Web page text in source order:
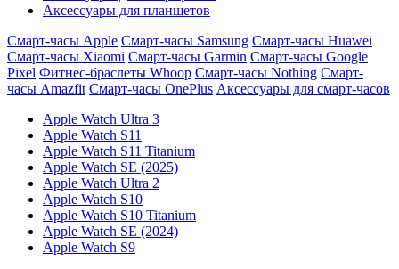
Аксессуары для планшетов
Смарт-часы Apple Смарт-часы Samsung Смарт-часы Huawei
Смарт-часы Xiaomi Смарт-часы Garmin Смарт-часы Google
Pixel Фитнес-браслеты Whoop Смарт-часы Nothing Смарт-
часы Amazfit Смарт-часы OnePlus Аксессуары для смарт-часов
Apple Watch Ultra 3
Apple Watch S11
Apple Watch S11 Titanium
Apple Watch SE (2025)
Apple Watch Ultra 2
Apple Watch S10
Apple Watch S10 Titanium
Apple Watch SE (2024)
Apple Watch S9